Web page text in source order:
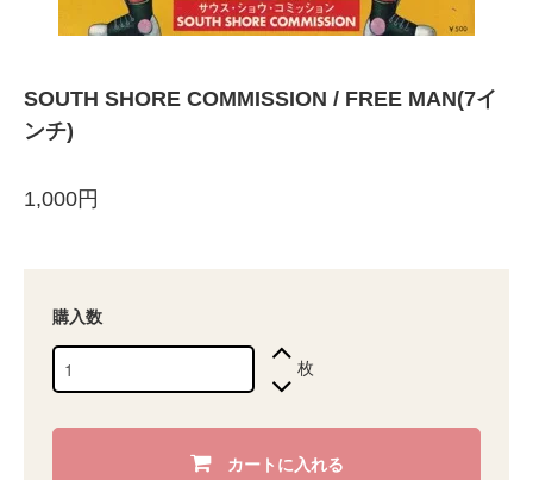
SOUTH SHORE COMMISSION / FREE MAN(7イ
ンチ)
1,000円
購入数
枚
カートに入れる